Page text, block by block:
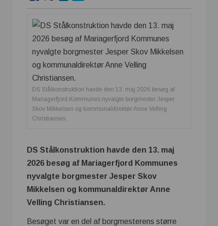
DS Stålkonstruktion havde den 13. maj 2026 besøg af
Mariagerfjord Kommunes nyvalgte borgmester Jesper
Skov Mikkelsen og kommunaldirektør Anne Velling
Christiansen.
DS Stålkonstruktion havde den 13. maj
2026 besøg af Mariagerfjord Kommunes
nyvalgte borgmester Jesper Skov
Mikkelsen og kommunaldirektør Anne
Velling Christiansen.
Besøget var en del af borgmesterens større